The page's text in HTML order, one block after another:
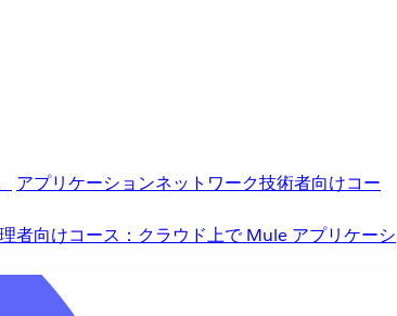
アプリケーションネットワーク技術者向けコー
者向けコース：クラウド上で Mule アプリケーシ